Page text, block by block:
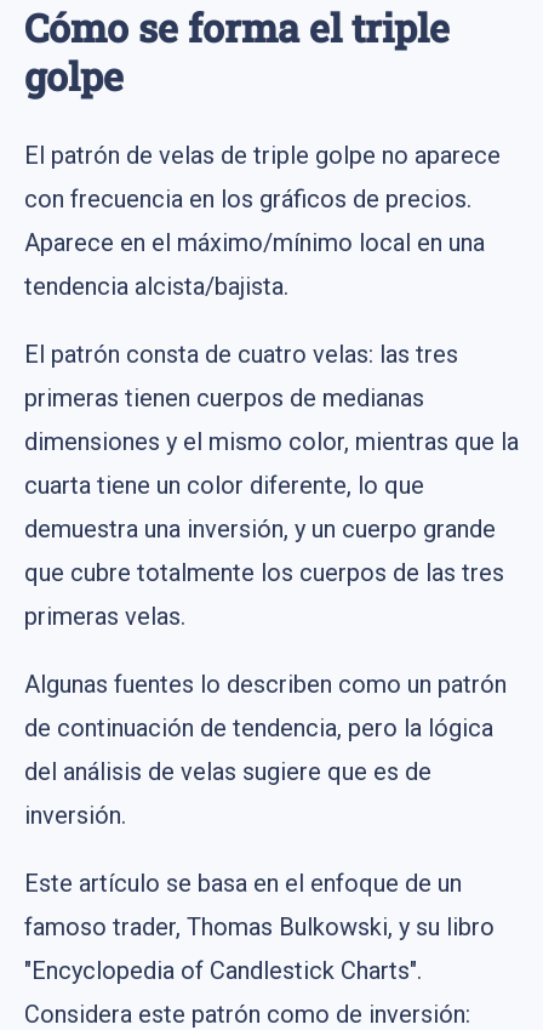
Cómo se forma el triple
golpe
El patrón de velas de triple golpe no aparece
con frecuencia en los gráficos de precios.
Aparece en el máximo/mínimo local en una
tendencia alcista/bajista.
El patrón consta de cuatro velas: las tres
primeras tienen cuerpos de medianas
dimensiones y el mismo color, mientras que la
cuarta tiene un color diferente, lo que
demuestra una inversión, y un cuerpo grande
que cubre totalmente los cuerpos de las tres
primeras velas.
Algunas fuentes lo describen como un patrón
de continuación de tendencia, pero la lógica
del análisis de velas sugiere que es de
inversión.
Este artículo se basa en el enfoque de un
famoso trader, Thomas Bulkowski, y su libro
"Encyclopedia of Candlestick Charts".
Considera este patrón como de inversión: